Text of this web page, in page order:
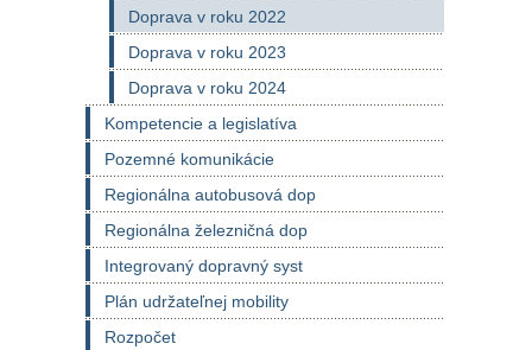
Doprava v roku 2022
Doprava v roku 2023
Doprava v roku 2024
Kompetencie a legislatíva
Pozemné komunikácie
Regionálna autobusová dop
Regionálna železničná dop
Integrovaný dopravný syst
Plán udržateľnej mobility
Rozpočet